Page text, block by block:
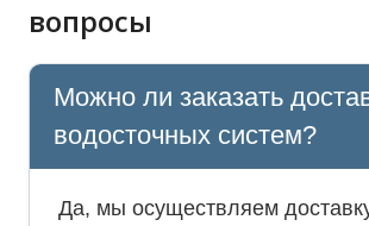
вопросы
Можно ли заказать
водосточных систем?
Да, мы осуществляем